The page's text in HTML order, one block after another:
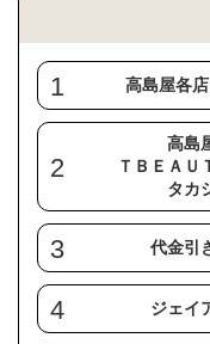
1 高島屋各
2
高島
ＴＢＥＡＵ
タカ
3 代金引
4 ジェイ